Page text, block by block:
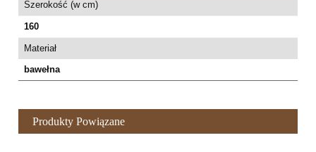
Szerokość (w cm)
160
Materiał
bawełna
Produkty Powiązane